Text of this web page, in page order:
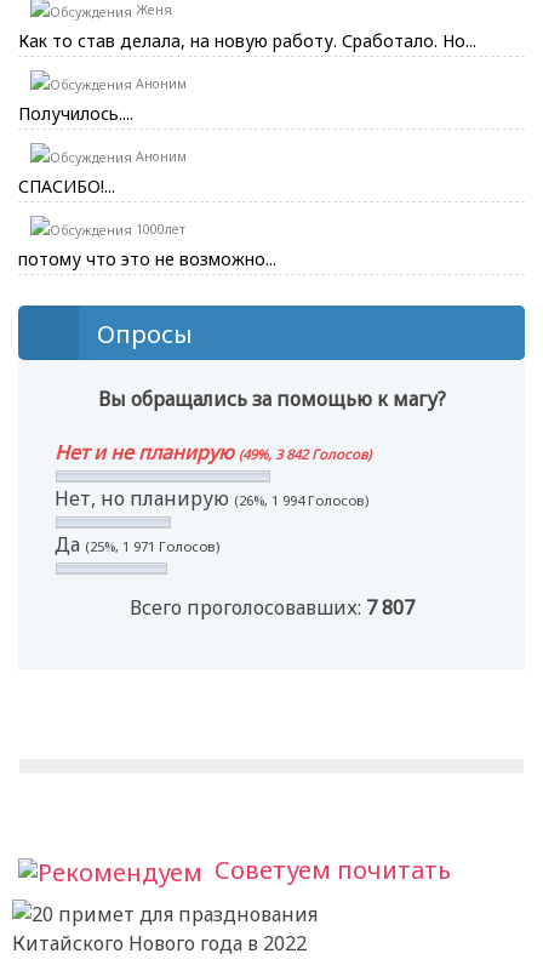
Женя
Как то став делала, на новую работу. Сработало. Но...
Аноним
Получилось....
Аноним
СПАСИБО!...
1000лет
потому что это не возможно...
Опросы
Вы обращались за помощью к магу?
Нет и не планирую (49%, 3 842 Голосов)
Нет, но планирую (26%, 1 994 Голосов)
Да (25%, 1 971 Голосов)
Всего проголосовавших: 7 807
Советуем почитать